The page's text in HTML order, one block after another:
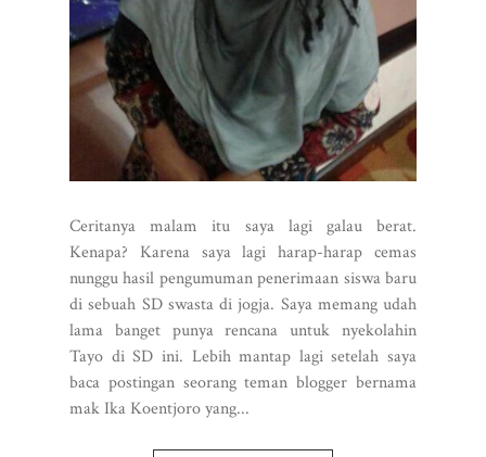
Ceritanya malam itu saya lagi galau berat.
Kenapa? Karena saya lagi harap-harap cemas
nunggu hasil pengumuman penerimaan siswa baru
di sebuah SD swasta di jogja. Saya memang udah
lama banget punya rencana untuk nyekolahin
Tayo di SD ini. Lebih mantap lagi setelah saya
baca postingan seorang teman blogger bernama
mak Ika Koentjoro yang...